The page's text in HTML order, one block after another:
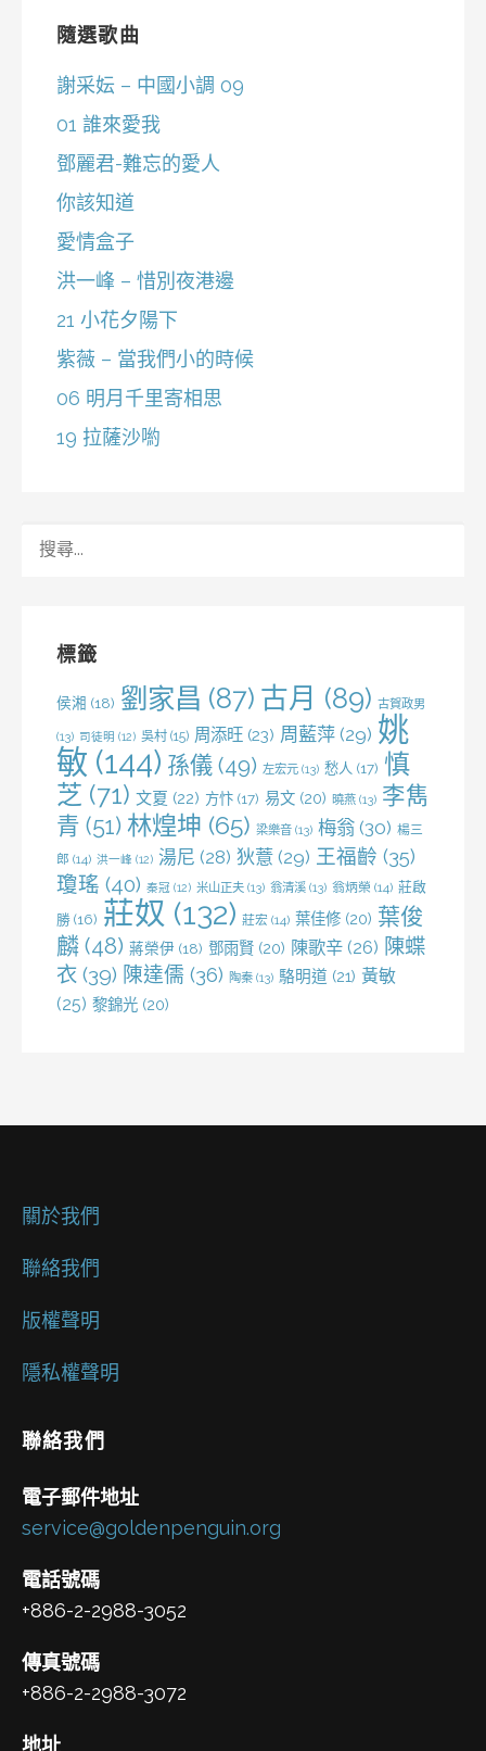
隨選歌曲
謝采妘 – 中國小調 09
01 誰來愛我
鄧麗君-難忘的愛人
你該知道
愛情盒子
洪一峰 – 惜別夜港邊
21 小花夕陽下
紫薇 – 當我們小的時候
06 明月千里寄相思
19 拉薩沙喲
標籤
侯湘 (18) 劉家昌 (87) 古月 (89) 古賀政男
(13) 司徒明 (12) 吳村 (15) 周添旺 (23) 周藍萍 (29) 姚
敏 (144) 孫儀 (49) 左宏元 (13) 愁人 (17) 慎
芝 (71) 文夏 (22) 方忭 (17) 易文 (20) 曉燕 (13) 李雋
青 (51) 林煌坤 (65) 梁樂音 (13) 梅翁 (30) 楊三
郎 (14) 洪一峰 (12) 湯尼 (28) 狄薏 (29) 王福齡 (35)
瓊瑤 (40) 秦冠 (12) 米山正夫 (13) 翁清溪 (13) 翁炳榮 (14) 莊啟
勝 (16) 莊奴 (132) 莊宏 (14) 葉佳修 (20) 葉俊
麟 (48) 蔣榮伊 (18) 鄧雨賢 (20) 陳歌辛 (26) 陳蝶
衣 (39) 陳達儒 (36) 陶秦 (13) 駱明道 (21) 黃敏
(25) 黎錦光 (20)
關於我們
聯絡我們
版權聲明
隱私權聲明
聯絡我們
電子郵件地址
service@goldenpenguin.org
電話號碼
+886-2-2988-3052
傳真號碼
+886-2-2988-3072
地址